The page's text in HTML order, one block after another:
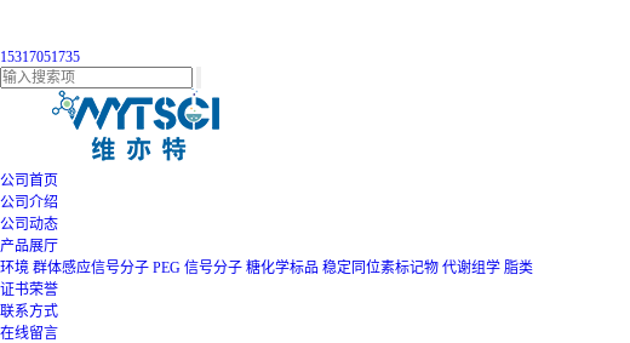
15317051735
公司首页
公司介绍
公司动态
产品展厅
环境 群体感应信号分子 PEG 信号分子 糖化学标品 稳定同位素标记物 代谢组学 脂类
证书荣誉
联系方式
在线留言